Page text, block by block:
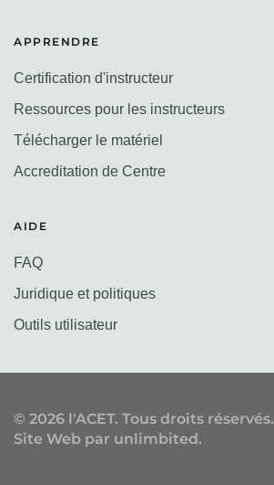
APPRENDRE
Certification d'instructeur
Ressources pour les instructeurs
Télécharger le matériel
Accreditation de Centre
AIDE
FAQ
Juridique et politiques
Outils utilisateur
© 2026 l'ACET. Tous droits réservés.
Site Web par unlimbited .